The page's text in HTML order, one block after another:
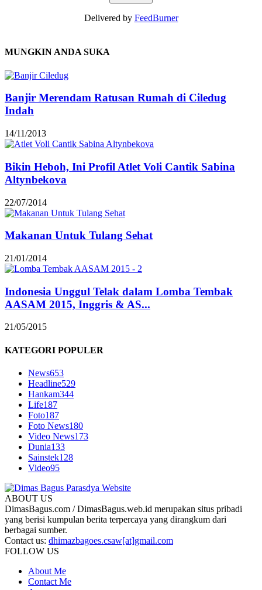
Delivered by FeedBurner
MUNGKIN ANDA SUKA
Banjir Merendam Ratusan Rumah di Ciledug
Indah
14/11/2013
Bikin Heboh, Ini Profil Atlet Voli Cantik Sabina
Altynbekova
22/07/2014
Makanan Untuk Tulang Sehat
21/01/2014
Indonesia Unggul Telak dalam Lomba Tembak
AASAM 2015, Inggris & AS...
21/05/2015
KATEGORI POPULER
News653
Headline529
Hankam344
Life187
Foto187
Foto News180
Video News173
Dunia133
Sainstek128
Video95
ABOUT US
DimasBagus.com / DimasBagus.web.id merupakan situs pribadi
yang berisi kumpulan berita terpercaya yang dirangkum dari
berbagai sumber.
Contact us: dhimazbagoes.csaw[at]gmail.com
FOLLOW US
About Me
Contact Me